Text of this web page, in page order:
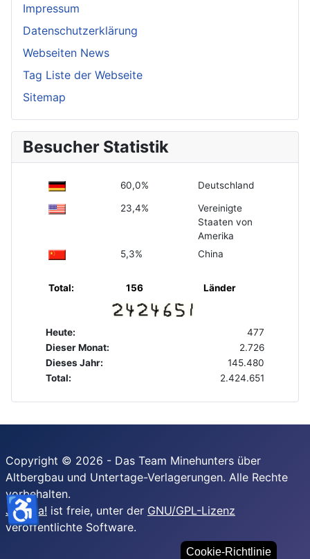
Cookie-Richtlinie
Impressum
Datenschutzerklärung
Webseiten News
Tag Liste der Webseite
Sitemap
Besucher Statistik
60,0% Deutschland
23,4%
Vereinigte
Staaten von
Amerika
5,3%
China
Total: 156 Länder
Heute:
477
Dieser Monat:
2.726
Dieses Jahr:
145.480
Total:
2.424.651
Copyright © 2026 - Das Team Minehunters über
Altbergbau und Untertage-Verlagerungen. Alle Rechte
vorbehalten.
Joomla! ist freie, unter der GNU/GPL-Lizenz
veröffentlichte Software.